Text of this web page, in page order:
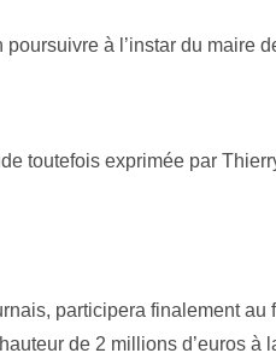
à l’instar du maire
toutefois exprimée par
participera finalement
de 2 millions d’euros à